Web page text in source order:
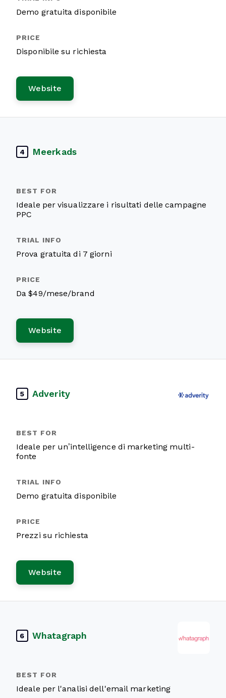
Demo gratuita disponibile
Disponibile su richiesta
Website
4 Meerkads
Ideale per visualizzare i risultati delle campagne
PPC
Prova gratuita di 7 giorni
Da $49/mese/brand
Website
5 Adverity
Ideale per un’intelligence di marketing multi-
fonte
Demo gratuita disponibile
Prezzi su richiesta
Website
6 Whatagraph
Ideale per l'analisi dell'email marketing